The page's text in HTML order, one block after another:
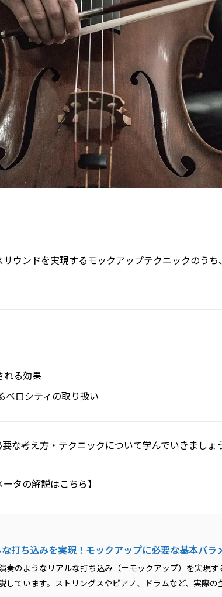
ウンドを実現するモックアップテクニックのうち、
れる効果
ベロシティの取り扱い
な考え方・テクニックについて学んでいきましょ
タの解説はこちら】
打ち込みを実現！モックアップに必要な基本パラ
奏のようなリアルな打ち込み（＝モックアップ）を実現
しています。ストリングスやピアノ、ドラムなど、実際